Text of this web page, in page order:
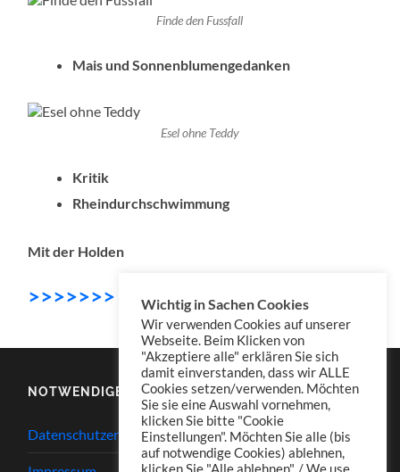
Finde den Fussfall
Mais und Sonnenblumengedanken
Esel ohne Teddy
Kritik
Rheindurchschwimmung
Mit der Holden
>>>>>>> DOWNLOAD
NOTWENDIGES
Datenschutzerklärung
Wichtig in Sachen Cookies
Wir verwenden Cookies auf unserer
Webseite. Beim Klicken von
"Akzeptiere alle" erklären Sie sich
damit einverstanden, dass wir ALLE
Cookies setzen/verwenden. Möchten
Sie sie eine Auswahl vornehmen,
klicken Sie bitte "Cookie
Einstellungen". Möchten Sie alle (bis
auf notwendige Cookies) ablehnen,
klicken Sie "Alle ablehnen". / We use